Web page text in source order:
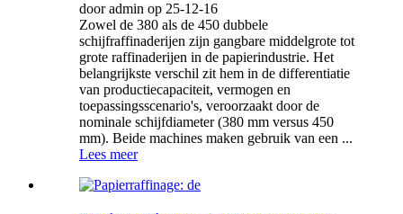
door admin op 25-12-16
Zowel de 380 als de 450 dubbele
schijfraffinaderijen zijn gangbare middelgrote tot
grote raffinaderijen in de papierindustrie. Het
belangrijkste verschil zit hem in de differentiatie
van productiecapaciteit, vermogen en
toepassingsscenario's, veroorzaakt door de
nominale schijfdiameter (380 mm versus 450
mm). Beide machines maken gebruik van een ...
Lees meer